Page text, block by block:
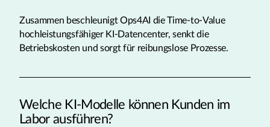
Zusammen beschleunigt Ops4AI die Time-to-Value
hochleistungsfähiger KI-Datencenter, senkt die
Betriebskosten und sorgt für reibungslose Prozesse.
Welche KI-Modelle können Kunden im
Labor ausführen?